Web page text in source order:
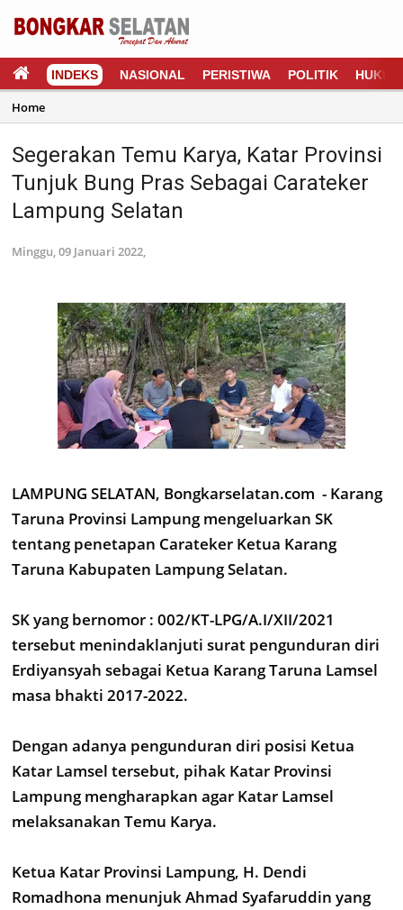
INDEKS NASIONAL PERISTIWA POLITIK HUKUM
Home
Segerakan Temu Karya, Katar Provinsi
Tunjuk Bung Pras Sebagai Carateker
Lampung Selatan
Minggu, 09 Januari 2022,
LAMPUNG SELATAN, Bongkarselatan.com - Karang
Taruna Provinsi Lampung mengeluarkan SK
tentang penetapan Carateker Ketua Karang
Taruna Kabupaten Lampung Selatan.
SK yang bernomor : 002/KT-LPG/A.I/XII/2021
tersebut menindaklanjuti surat pengunduran diri
Erdiyansyah sebagai Ketua Karang Taruna Lamsel
masa bhakti 2017-2022.
Dengan adanya pengunduran diri posisi Ketua
Katar Lamsel tersebut, pihak Katar Provinsi
Lampung mengharapkan agar Katar Lamsel
melaksanakan Temu Karya.
Ketua Katar Provinsi Lampung, H. Dendi
Romadhona menunjuk Ahmad Syafaruddin yang